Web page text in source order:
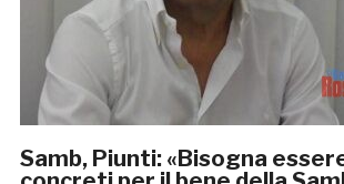
Samb, Piunti: «Bisogna